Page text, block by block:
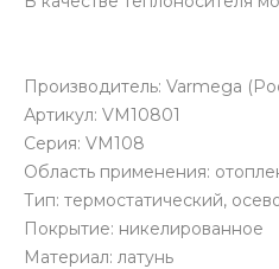
Производитель: Varmega
Артикул: VM10801
Серия: VM108
Область применения:
Тип: термостатический,
Покрытие: никелированное
Материал: латунь